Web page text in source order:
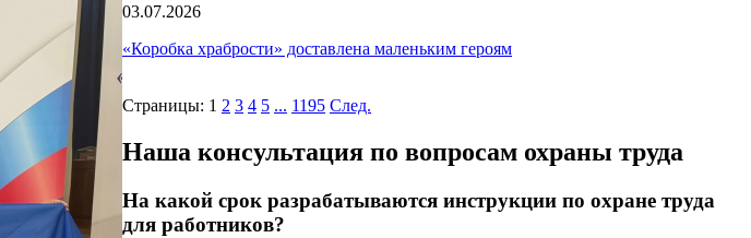
03.07.2026
«Коробка храбрости» доставлена маленьким героям
Страницы: 1 2 3 4 5 ... 1195 След.
Наша консультация по вопросам охраны труда
На какой срок разрабатываются инструкции по охране труда
для работников?